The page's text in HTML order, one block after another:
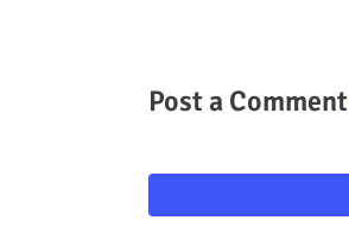
Post a Comment